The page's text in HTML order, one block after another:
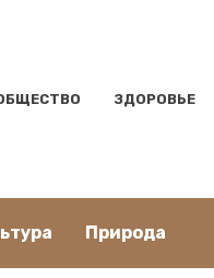
ЗДОРОВЬЕ
Природа